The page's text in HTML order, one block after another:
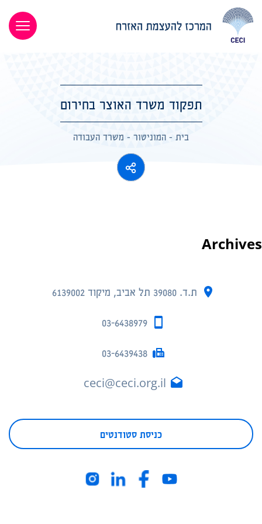
תפקוד משרד האוצר בחירום
בית - המוניטור - משרד העבודה
Archives
ת.ד. 39080 תל אביב, מיקוד 6139002
03-6438979
03-6439438
ceci@ceci.org.il
כניסת סטודנטים